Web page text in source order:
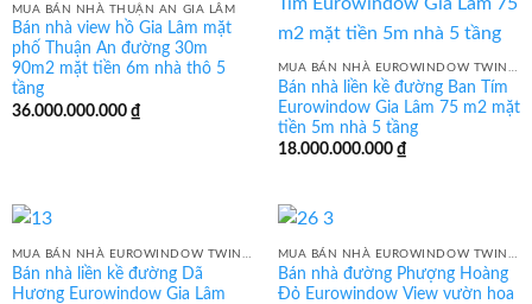
MUA BÁN NHÀ THUẬN AN GIA LÂM
Bán nhà view hồ Gia Lâm mặt
phố Thuận An đường 30m
90m2 mặt tiền 6m nhà thô 5
tầng
36.000.000.000 ₫
MUA BÁN NHÀ EUROWINDOW TWIN PARK GIA LÂM
Bán nhà liền kề đường Ban Tím
Eurowindow Gia Lâm 75 m2 mặt
tiền 5m nhà 5 tầng
18.000.000.000 ₫
Bán nhà liền kề đường Dã
Hương Eurowindow Gia Lâm
Bán nhà đường Phượng Hoàng
Đỏ Eurowindow View vườn hoa